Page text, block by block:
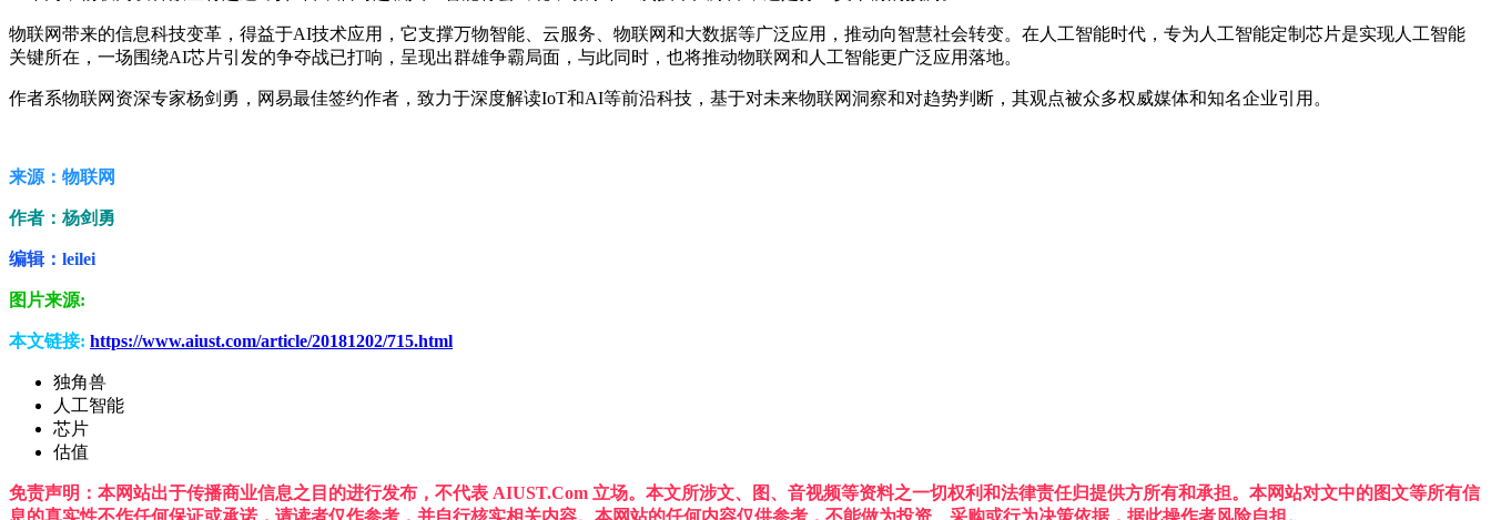
物联网带来的信息科技变革，得益于AI技术应用，它支撑万物智能、云服务、物联网和大数据等广泛应用，推动向智慧社会转变。在人工智能时代，专为人工智能定制芯片是实现人工智能
关键所在，一场围绕AI芯片引发的争夺战已打响，呈现出群雄争霸局面，与此同时，也将推动物联网和人工智能更广泛应用落地。
作者系物联网资深专家杨剑勇，网易最佳签约作者，致力于深度解读IoT和AI等前沿科技，基于对未来物联网洞察和对趋势判断，其观点被众多权威媒体和知名企业引用。
来源：物联网
作者：杨剑勇
编辑：leilei
图片来源:
本文链接: https://www.aiust.com/article/20181202/715.html
独角兽
人工智能
芯片
估值
免责声明：本网站出于传播商业信息之目的进行发布，不代表 AIUST.Com 立场。本文所涉文、图、音视频等资料之一切权利和法律责任归提供方所有和承担。本网站对文中的图文等所有信
息的真实性不作任何保证或承诺，请读者仅作参考，并自行核实相关内容。本网站的任何内容仅供参考，不能做为投资、采购或行为决策依据，据此操作者风险自担。